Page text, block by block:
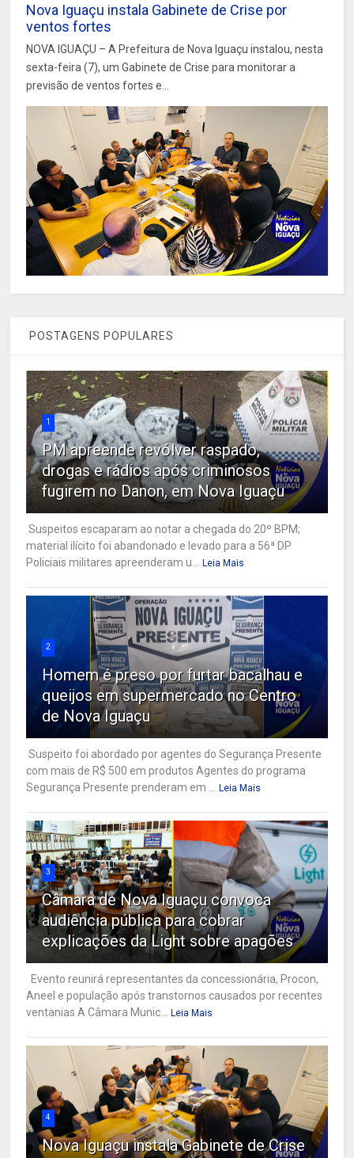
Nova Iguaçu instala Gabinete de Crise por
ventos fortes
NOVA IGUAÇU – A Prefeitura de Nova Iguaçu instalou, nesta
sexta-feira (7), um Gabinete de Crise para monitorar a
previsão de ventos fortes e...
POSTAGENS POPULARES
1
PM apreende revólver raspado,
drogas e rádios após criminosos
fugirem no Danon, em Nova Iguaçu
Suspeitos escaparam ao notar a chegada do 20º BPM;
material ilícito foi abandonado e levado para a 56ª DP
Policiais militares apreenderam u... Leia Mais
2
Homem é preso por furtar bacalhau e
queijos em supermercado no Centro
de Nova Iguaçu
Suspeito foi abordado por agentes do Segurança Presente
com mais de R$ 500 em produtos Agentes do programa
Segurança Presente prenderam em ... Leia Mais
3
Câmara de Nova Iguaçu convoca
audiência pública para cobrar
explicações da Light sobre apagões
Evento reunirá representantes da concessionária, Procon,
Aneel e população após transtornos causados por recentes
ventanias A Câmara Munic... Leia Mais
4
Nova Iguaçu instala Gabinete de Crise